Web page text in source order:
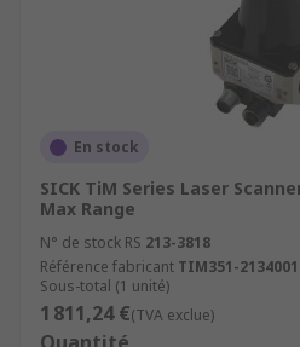
En stock
SICK TiM Series Laser
Max Range
N° de stock RS 213-3818
Référence fabricant TIM351-
Sous-total (1 unité)
1 811,24 €(TVA exclue)